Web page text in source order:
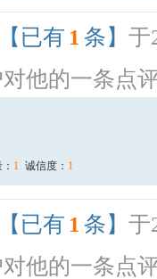
【已有 1 条】 于
对他的一条点
1 诚信度： 1
【已有 1 条】 于
对他的一条点